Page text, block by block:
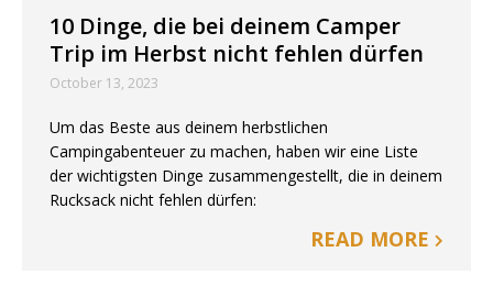
10 Dinge, die bei deinem Camper
Trip im Herbst nicht fehlen dürfen
October 13, 2023
Um das Beste aus deinem herbstlichen
Campingabenteuer zu machen, haben wir eine Liste
der wichtigsten Dinge zusammengestellt, die in deinem
Rucksack nicht fehlen dürfen:
READ MORE